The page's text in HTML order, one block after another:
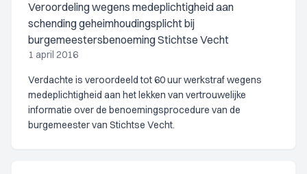
Veroordeling wegens medeplichtigheid aan
schending geheimhoudingsplicht bij
burgemeestersbenoeming Stichtse Vecht
1 april 2016
Verdachte is veroordeeld tot 60 uur werkstraf wegens
medeplichtigheid aan het lekken van vertrouwelijke
informatie over de benoemingsprocedure van de
burgemeester van Stichtse Vecht.